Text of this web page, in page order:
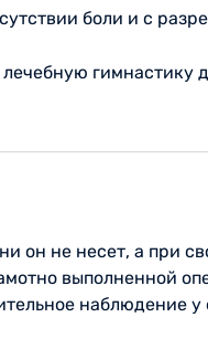
боли и с
гимнастику
он не несет, а при
выполненной
наблюдение у